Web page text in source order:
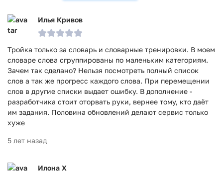
Илья Кривов
Тройка только за словарь и словарные тренировки. В моем
словаре слова сгруппированы по маленьким категориям.
Зачем так сделано? Нельзя посмотреть полный список
слов а так же прогресс каждого слова. При перемещении
слов в другие списки выдает ошибку. В дополнение -
разработчика стоит оторвать руки, вернее тому, кто даёт
им задания. Половина обновлений делают сервис только
хуже
5 лет назад
Илона Х